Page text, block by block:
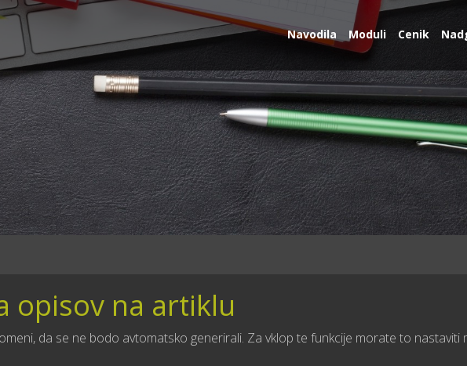
Navodila Moduli Cenik
opisov na artiklu
da se ne bodo avtomatsko generirali. Za vklop te funkcije morate to nastaviti